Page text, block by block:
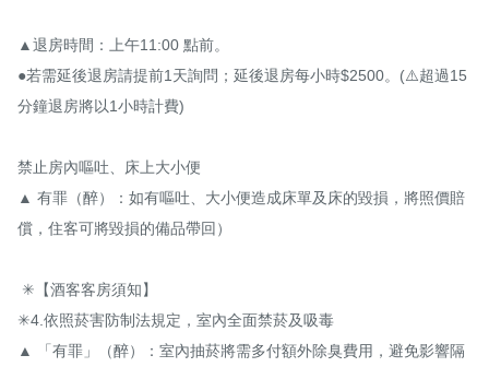
▲退房時間：上午11:00 點前。
●若需延後退房請提前1天詢問；延後退房每小時$2500。(⚠️超過15
分鐘退房將以1小時計費)
禁止房內嘔吐、床上大小便
▲ 有罪（醉）：如有嘔吐、大小便造成床單及床的毀損，將照價賠
償，住客可將毀損的備品帶回）
✳4.依照菸害防制法規定，室內全面禁菸及吸毒
▲ 「有罪」（醉）：室內抽菸將需多付額外除臭費用，避免影響隔